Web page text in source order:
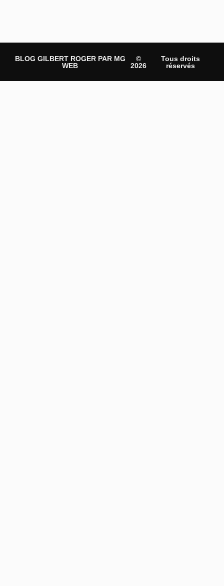
BLOG GILBERT ROGER PAR MG
WEB
©
2026
Tous droits
réservés